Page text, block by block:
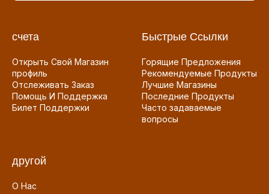
счета
Открыть Свой Магазин
профиль
Отслеживать Заказ
Помощь И Поддержка
Билет Поддержки
Быстрые Ссылки
Горящие Предложения
Рекомендуемые Продукты
Лучшие Магазины
Последние Продукты
Часто задаваемые
вопросы
другой
О Нас